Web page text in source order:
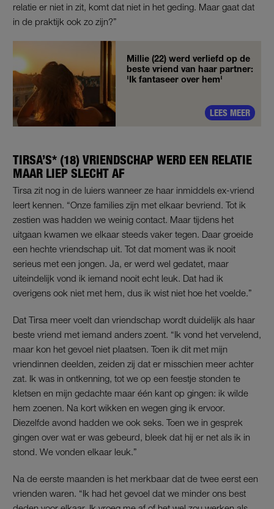
relatie er niet in zit, komt dat niet in het geding. Maar gaat dat
in de praktijk ook zo zijn?”
Millie (22) werd verliefd op de
beste vriend van haar partner:
'Ik fantaseer over hem'
LEES MEER
TIRSA’S* (18) VRIENDSCHAP WERD EEN RELATIE
MAAR LIEP SLECHT AF
Tirsa zit nog in de luiers wanneer ze haar inmiddels ex-vriend
leert kennen. “Onze families zijn met elkaar bevriend. Tot ik
zestien was hadden we weinig contact. Maar tijdens het
uitgaan kwamen we elkaar steeds vaker tegen. Daar groeide
een hechte vriendschap uit. Tot dat moment was ik nooit
serieus met een jongen. Ja, er werd wel gedatet, maar
uiteindelijk vond ik iemand nooit echt leuk. Dat had ik
overigens ook niet met hem, dus ik wist niet hoe het voelde.”
Dat Tirsa meer voelt dan vriendschap wordt duidelijk als haar
beste vriend met iemand anders zoent. “Ik vond het vervelend,
maar kon het gevoel niet plaatsen. Toen ik dit met mijn
vriendinnen deelden, zeiden zij dat er misschien meer achter
zat. Ik was in ontkenning, tot we op een feestje stonden te
kletsen en mijn gedachte maar één kant op gingen: ik wilde
hem zoenen. Na kort wikken en wegen ging ik ervoor.
Diezelfde avond hadden we ook seks. Toen we in gesprek
gingen over wat er was gebeurd, bleek dat hij er net als ik in
stond. We vonden elkaar leuk.”
Na de eerste maanden is het merkbaar dat de twee eerst een
vrienden waren. “Ik had het gevoel dat we minder ons best